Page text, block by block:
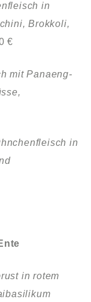
in
Brokkoli,
€
mit Panaeng-
in
in rotem